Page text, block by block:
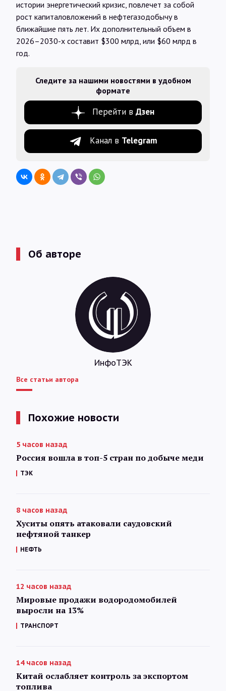
истории энергетический кризис, повлечет за собой
рост капиталовложений в нефтегазодобычу в
ближайшие пять лет. Их дополнительный объем в
2026–2030-х составит $300 млрд, или $60 млрд в
год.
Следите за нашими новостями в удобном
формате
Перейти в Дзен
Канал в Telegram
Об авторе
ИнфоТЭК
Все статьи автора
Похожие новости
5 часов назад
Россия вошла в топ-5 стран по добыче меди
ТЭК
8 часов назад
Хуситы опять атаковали саудовский
нефтяной танкер
НЕФТЬ
12 часов назад
Мировые продажи водородомобилей
выросли на 13%
ТРАНСПОРТ
14 часов назад
Китай ослабляет контроль за экспортом
топлива